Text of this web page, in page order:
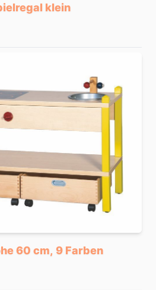
klein
60 cm, 9 Farben